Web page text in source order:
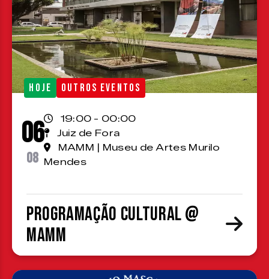
HOJE OUTROS EVENTOS
06
08
19:00 - 00:00
Juiz de Fora
MAMM | Museu de Artes Murilo
Mendes
Programação cultural @
MAMM